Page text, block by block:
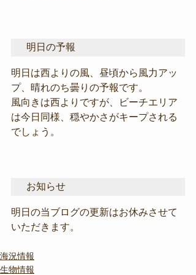
明日の予報
明日は西よりの風、昼頃から風力アッ
プ、晴れのち曇りの予報です。
風向きは西よりですが、ビーチエリア
は今日同様、穏やかさがキープされる
でしょう。
お知らせ
明日の当ブログの更新はお休みさせて
いただきます。
海況情報
生物情報